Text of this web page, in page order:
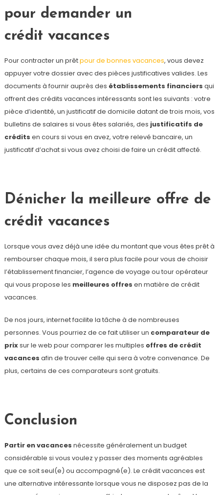
pour demander un
crédit vacances
Pour contracter un prêtpour de bonnes vacances, vous devez
appuyer votre dossier avec des pièces justificatives valides. Les
documents à fournir auprès des établissements financiers qui
offrent des crédits vacances intéressants sont les suivants : votre
pièce d’identité, un justificatif de domicile datant de trois mois, vos
bulletins de salaires si vous êtes salariés, des justificatifs de
crédits en cours si vous en avez, votre relevé bancaire, un
justificatif d’achat si vous avez choisi de faire un crédit affecté.
Dénicher la meilleure offre de
crédit vacances
Lorsque vous avez déjà une idée du montant que vous êtes prêt à
rembourser chaque mois, il sera plus facile pour vous de choisir
l’établissement financier, l’agence de voyage ou tour opérateur
qui vous propose les meilleures offres en matière de crédit
vacances.
De nos jours, internet facilite la tâche à de nombreuses
personnes. Vous pourriez de ce fait utiliser un comparateur de
prixsur le web pour comparer les multiples offres de crédit
vacances afin de trouver celle qui sera à votre convenance. De
plus, certains de ces comparateurs sont gratuits.
Conclusion
Partir en vacances nécessite généralement un budget
considérable si vous voulez y passer des moments agréables
que ce soit seul(e) ou accompagné(e). Le crédit vacances est
une alternative intéressante lorsque vous ne disposez pas de la